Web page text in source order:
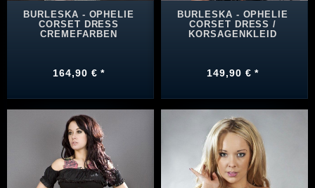
BURLESKA - OPHELIE
CORSET DRESS
CREMEFARBEN
164,90 € *
BURLESKA - OPHELIE
CORSET DRESS /
KORSAGENKLEID
149,90 € *